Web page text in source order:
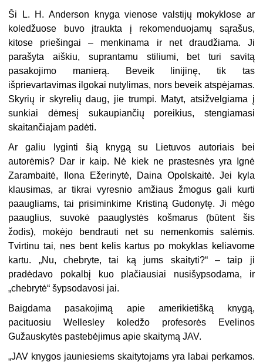
Ši L. H. Anderson knyga vienose valstijų mokyklose ar
koledžuose buvo įtraukta į rekomenduojamų sąrašus,
kitose priešingai – menkinama ir net draudžiama. Ji
parašyta aiškiu, suprantamu stiliumi, bet turi savitą
pasakojimo manierą. Beveik linijinę, tik tas
išprievartavimas ilgokai nutylimas, nors beveik atspėjamas.
Skyrių ir skyrelių daug, jie trumpi. Matyt, atsižvelgiama į
sunkiai dėmesį sukaupiančių poreikius, stengiamasi
skaitančiajam padėti.
Ar galiu lyginti šią knygą su Lietuvos autoriais bei
autorėmis? Dar ir kaip. Nė kiek ne prastesnės yra Ignė
Zarambaitė, Ilona Ežerinytė, Daina Opolskaitė. Jei kyla
klausimas, ar tikrai vyresnio amžiaus žmogus gali kurti
paaugliams, tai prisiminkime Kristiną Gudonytę. Ji mėgo
paauglius, suvokė paauglystės košmarus (būtent šis
žodis), mokėjo bendrauti net su nemenkomis salėmis.
Tvirtinu tai, nes bent kelis kartus po mokyklas keliavome
kartu. „Nu, chebryte, tai ką jums skaityti?“ – taip ji
pradėdavo pokalbį kuo plačiausiai nusišypsodama, ir
„chebrytė“ šypsodavosi jai.
Baigdama pasakojimą apie amerikietišką knygą,
pacituosiuWellesley
koledžo profesorės Evelinos
Gužauskytės pastebėjimus apie skaitymą JAV.
„JAV knygos jauniesiems skaitytojams yra labai perkamos.